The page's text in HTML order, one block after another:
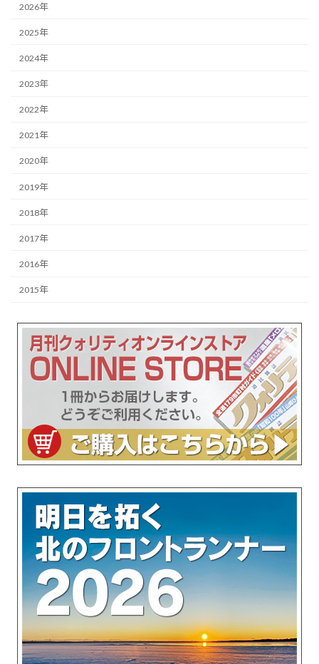
2026年
2025年
2024年
2023年
2022年
2021年
2020年
2019年
2018年
2017年
2016年
2015年